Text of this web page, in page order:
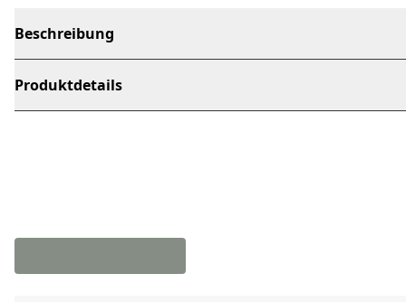
Beschreibung
Produktdetails